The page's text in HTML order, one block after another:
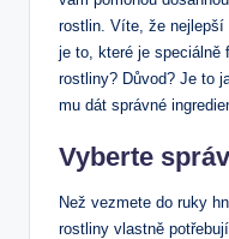
rostlin. Víte, že nejlepší
je to, které​ je speciálně
rostliny? Důvod?​ Je to
mu dát správné
Vyberte
Než vezmete⁤ do ruky
rostliny vlastně